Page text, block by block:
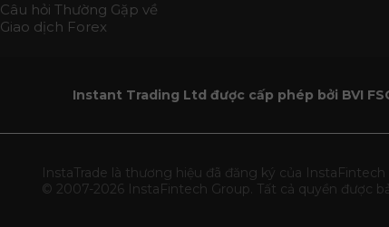
Câu hỏi Thường Gặp về
Giao dịch Forex
Instant Trading Ltd được cấp phép bởi BVI
InstaTrade là thương hiệu đã đăng ký của InstaFintech
© 2007-2026 InstaFintech Group. Tất cả quyền được